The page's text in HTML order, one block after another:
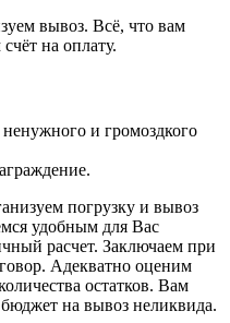
вывоз. Всё, что вам
на оплату.
и громоздкого
погрузку и вывоз
удобным для Вас
расчет. Заключаем при
Адекватно оценим
остатков. Вам
на вывоз неликвида.